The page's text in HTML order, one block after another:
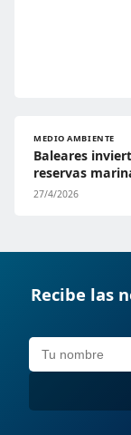
MEDIO AMBIENTE
Baleares
reservas
27/4/2026
Recibe las